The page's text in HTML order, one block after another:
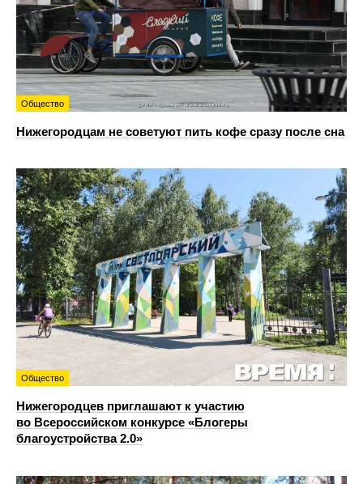
Общество
Нижегородцам не советуют пить кофе сразу после сна
Общество
Нижегородцев приглашают к участию
во Всероссийском конкурсе «Блогеры
благоустройства 2.0»